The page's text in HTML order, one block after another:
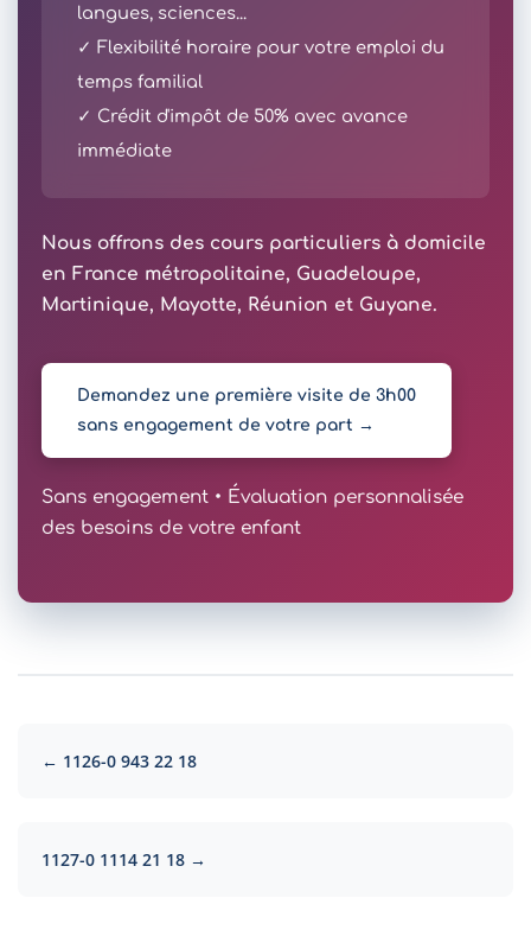
langues, sciences...
✓ Flexibilité horaire pour votre emploi du
temps familial
✓ Crédit d'impôt de 50% avec avance
immédiate
Nous offrons des cours particuliers à domicile
en France métropolitaine, Guadeloupe,
Martinique, Mayotte, Réunion et Guyane.
Demandez une première visite de 3h00
sans engagement de votre part →
Sans engagement • Évaluation personnalisée
des besoins de votre enfant
← 1126-0 943 22 18
1127-0 1114 21 18 →